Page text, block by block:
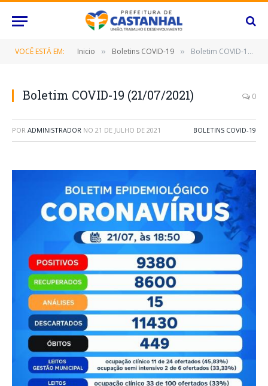
VOCÊ ESTÁ EM: Inicio » Boletins COVID-19 » Boletim COVID-19 (21/07/2021)
Boletim COVID-19 (21/07/2021) 0
POR ADMINISTRADOR NO 21 DE JULHO DE 2021 BOLETINS COVID-19